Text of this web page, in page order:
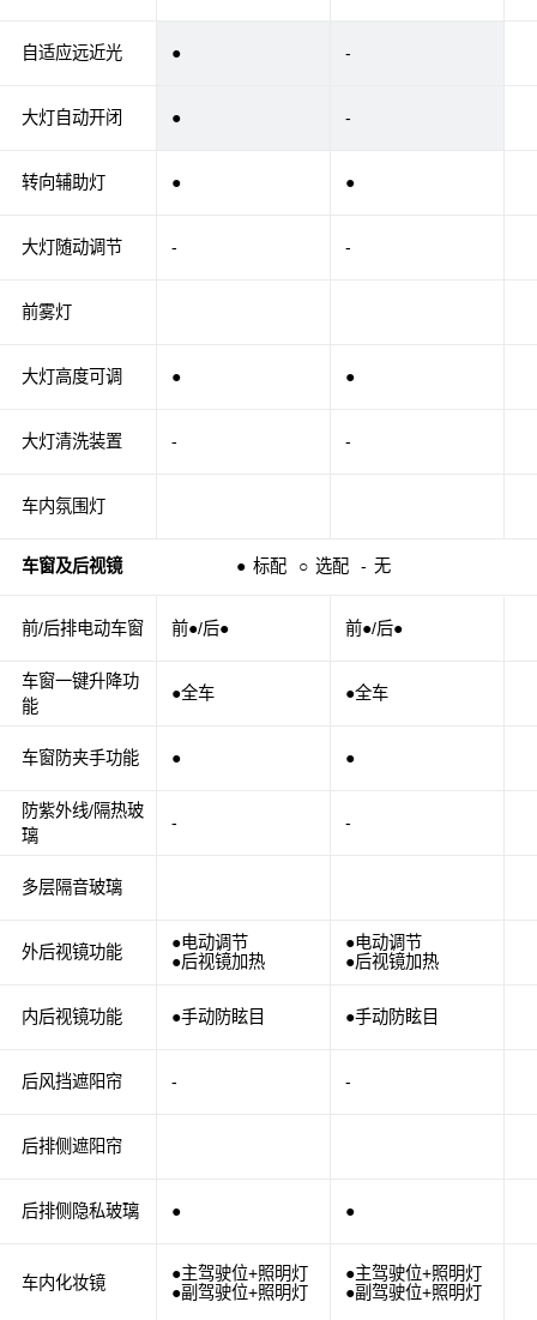
自适应远近光
大灯自动开闭
转向辅助灯
大灯随动调节
前雾灯
大灯高度可调
大灯清洗装置
车内氛围灯
车窗及后视镜 ● 标配 ○ 选配 - 无
前/后排电动车窗
车窗一键升降功
能
车窗防夹手功能
防紫外线/隔热玻
璃
多层隔音玻璃
外后视镜功能
内后视镜功能
后风挡遮阳帘
后排侧遮阳帘
后排侧隐私玻璃
车内化妆镜
● -
● -
● ●
- -
● ●
- -
前●/后● 前●/后●
●全车 ●全车
● ●
- -
●电动调节
●后视镜加热
●电动调节
●后视镜加热
●手动防眩目 ●手动防眩目
- -
● ●
●主驾驶位+照明灯
●副驾驶位+照明灯
●主驾驶位+照明灯
●副驾驶位+照明灯